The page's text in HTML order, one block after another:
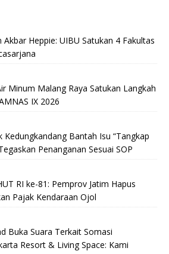
Akbar Heppie: UIBU Satukan 4 Fakultas
Minum Malang Raya Satukan Langkah
IX 2026
Kedungkandang Bantah Isu “Tangkap
Penanganan Sesuai SOP
RI ke-81: Pemprov Jatim Hapus
Pajak Kendaraan Ojol
Buka Suara Terkait Somasi
Resort & Living Space: Kami